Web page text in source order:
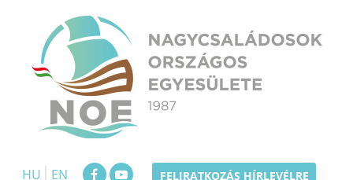
content
HU
EN FELIRATKOZÁS HÍRLEVÉLRE